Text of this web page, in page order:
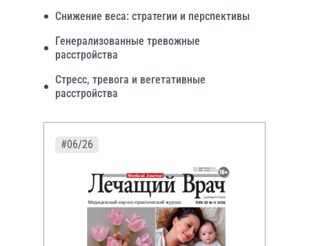
Снижение веса: стратегии и перспективы
Генерализованные тревожные
расстройства
Стресс, тревога и вегетативные
расстройства
#06/26